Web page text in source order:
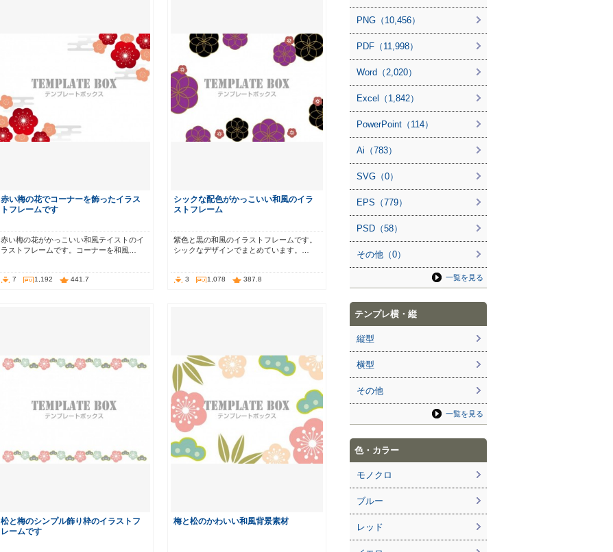
赤い梅の花でコーナーを飾ったイラス
トフレームです
赤い梅の花がかっこいい和風テイストのイ
ラストフレームです。コーナーを和風…
7 1,192 441.7
シックな配色がかっこいい和風のイラ
ストフレーム
紫色と黒の和風のイラストフレームです。
シックなデザインでまとめています。…
3 1,078 387.8
松と梅のシンプル飾り枠のイラストフ
レームです
梅と松のかわいい和風背景素材
PNG（10,456）
PDF（11,998）
Word（2,020）
Excel（1,842）
PowerPoint（114）
Ai（783）
SVG（0）
EPS（779）
PSD（58）
その他（0）
一覧を見る
テンプレ横・縦
縦型
横型
その他
一覧を見る
色・カラー
モノクロ
ブルー
レッド